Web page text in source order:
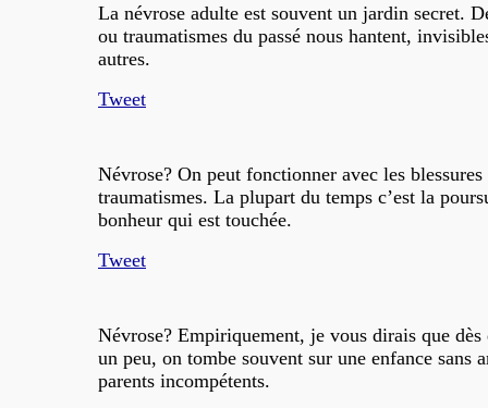
La névrose adulte est souvent un jardin secret.
ou traumatismes du passé nous hantent,
autres.
Tweet
Névrose? On peut fonctionner avec les blessures
traumatismes. La plupart du temps c’est la
bonheur qui est touchée.
Tweet
Névrose? Empiriquement, je vous dirais que dès
un peu, on tombe souvent sur une enfance sans
parents incompétents.